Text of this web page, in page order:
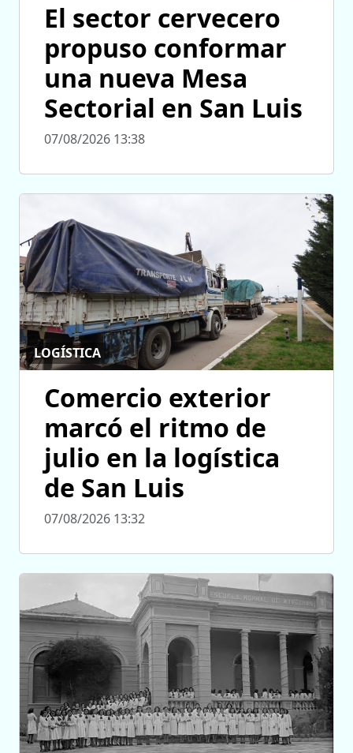
El sector cervecero
propuso conformar
una nueva Mesa
Sectorial en San Luis
07/08/2026 13:38
LOGÍSTICA
Comercio exterior
marcó el ritmo de
julio en la logística
de San Luis
07/08/2026 13:32